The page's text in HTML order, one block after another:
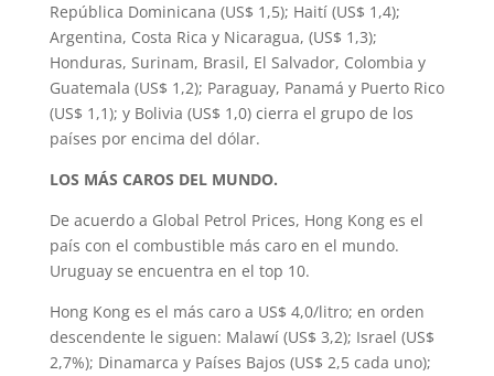
República Dominicana (US$ 1,5); Haití (US$ 1,4);
Argentina, Costa Rica y Nicaragua, (US$ 1,3);
Honduras, Surinam, Brasil, El Salvador, Colombia y
Guatemala (US$ 1,2); Paraguay, Panamá y Puerto Rico
(US$ 1,1); y Bolivia (US$ 1,0) cierra el grupo de los
países por encima del dólar.
LOS MÁS CAROS DEL MUNDO.
De acuerdo a Global Petrol Prices, Hong Kong es el
país con el combustible más caro en el mundo.
Uruguay se encuentra en el top 10.
Hong Kong es el más caro a US$ 4,0/litro; en orden
descendente le siguen: Malawí (US$ 3,2); Israel (US$
2,7%); Dinamarca y Países Bajos (US$ 2,5 cada uno);